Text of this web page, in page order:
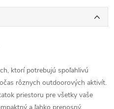
ktorí potrebujú spoľahlivú
rôznych outdoorových aktivít.
priestoru pre všetky vaše